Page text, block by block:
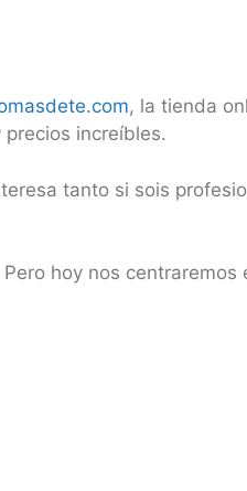
, la tienda
increíbles.
tanto si sois
hoy nos centraremos